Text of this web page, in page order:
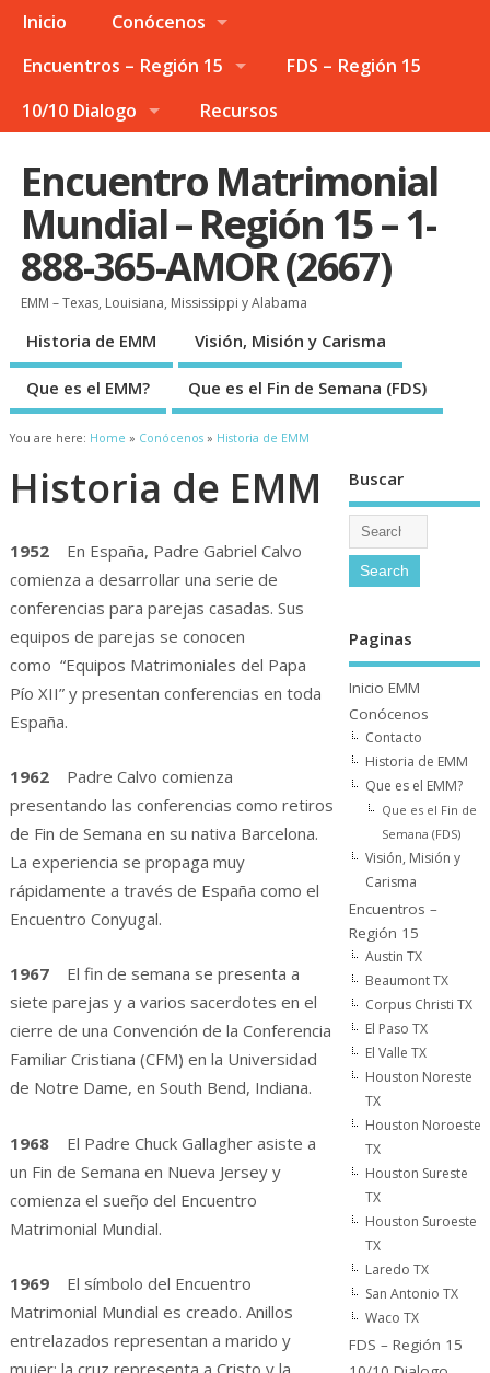
Inicio
Conócenos
Encuentros – Región 15
FDS – Región 15
10/10 Dialogo
Recursos
Encuentro Matrimonial
Mundial – Región 15 – 1-
888-365-AMOR (2667)
EMM – Texas, Louisiana, Mississippi y Alabama
Historia de EMM Visión, Misión y Carisma
Que es el EMM? Que es el Fin de Semana (FDS)
You are here: Home » Conócenos» Historia de EMM
Historia de EMM
1952
En España, Padre Gabriel Calvo
comienza a desarrollar una serie de
conferencias para parejas casadas. Sus
equipos de parejas se conocen
como “Equipos Matrimoniales del Papa
Pío XII” y presentan conferencias en toda
España.
1962
Padre Calvo comienza
presentando las conferencias como retiros
de Fin de Semana en su nativa Barcelona.
La experiencia se propaga muy
rápidamente a través de España como el
Encuentro Conyugal.
1967
El fin de semana se presenta a
siete parejas y a varios sacerdotes en el
cierre de una Convención de la Conferencia
Familiar Cristiana (CFM) en la Universidad
de Notre Dame, en South Bend, Indiana.
1968
El Padre Chuck Gallagher asiste a
un Fin de Semana en Nueva Jersey y
comienza el sueῆo del Encuentro
Matrimonial Mundial.
1969
El símbolo del Encuentro
Matrimonial Mundial es creado. Anillos
entrelazados representan a marido y
Buscar
Paginas
Inicio EMM
Conócenos
Contacto
Historia de EMM
Que es el EMM?
Que es el Fin de
Semana (FDS)
Visión, Misión y
Carisma
Encuentros –
Región 15
Austin TX
Beaumont TX
Corpus Christi TX
El Paso TX
El Valle TX
Houston Noreste
TX
Houston Noroeste
TX
Houston Sureste
TX
Houston Suroeste
TX
Laredo TX
San Antonio TX
Waco TX
FDS – Región 15